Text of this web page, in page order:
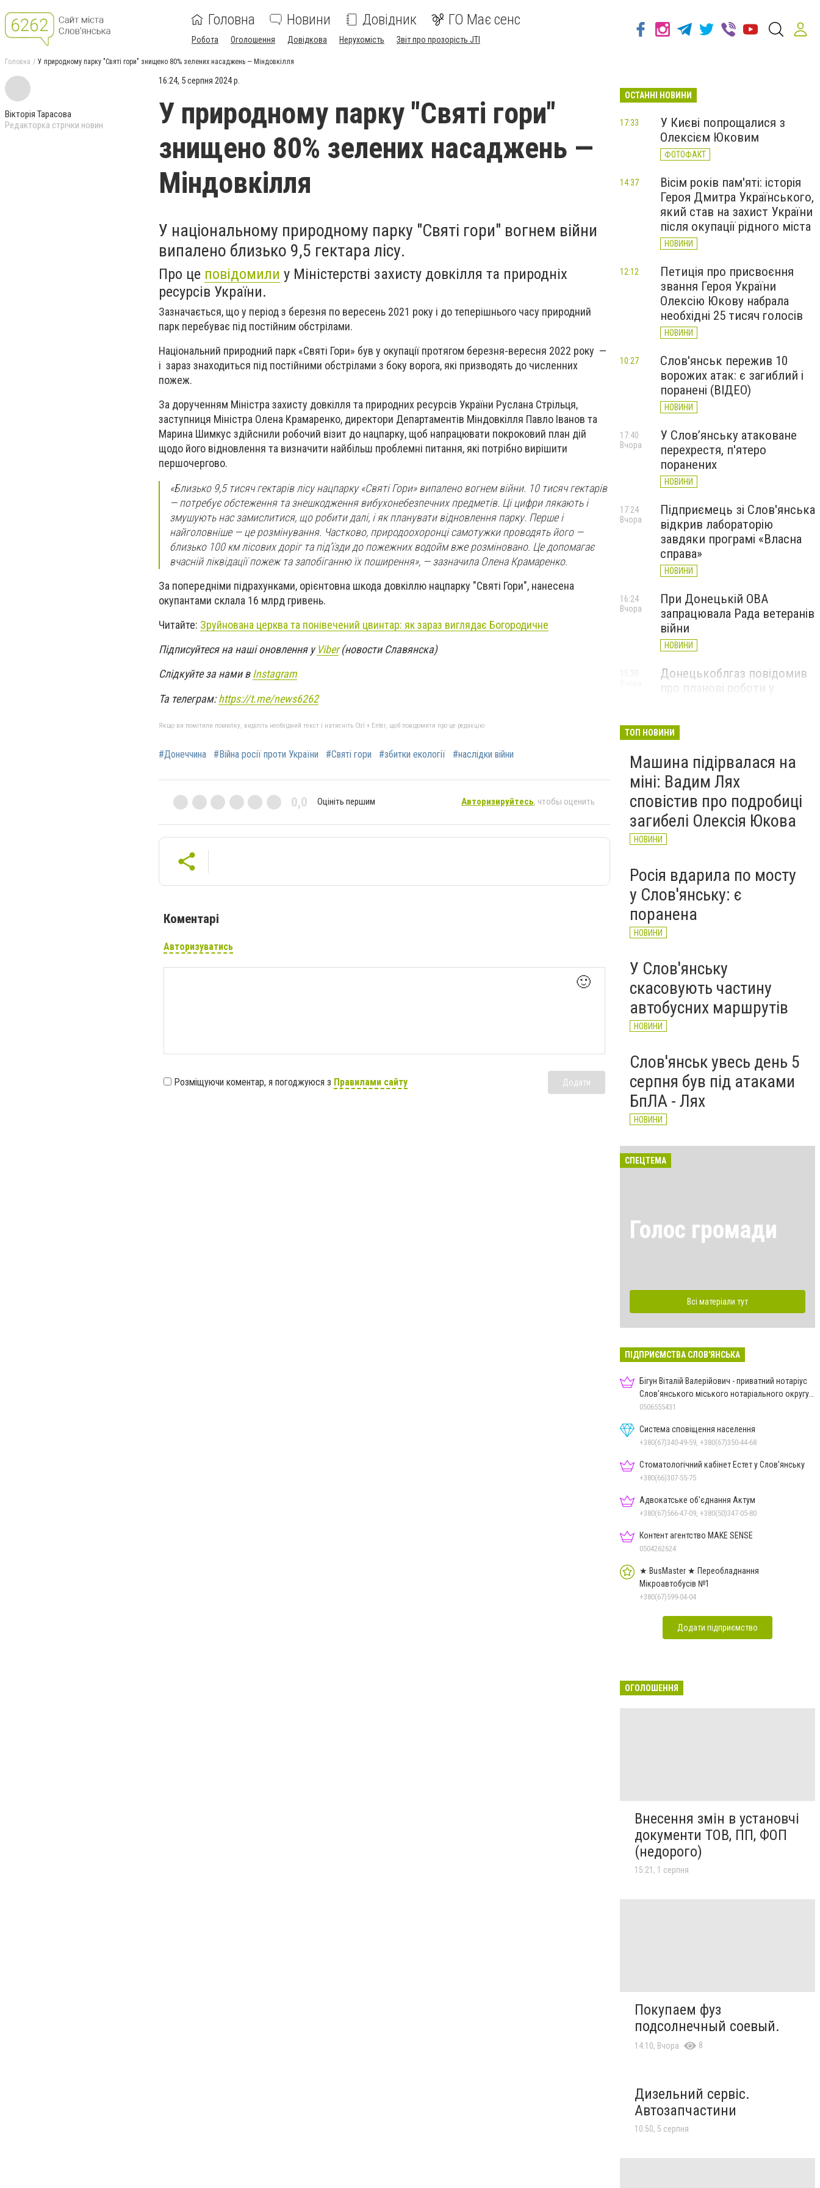
Головна Новини Довідник ГО Має сенс
Робота Оголошення Довідкова Нерухомість Звіт про прозорість JTI
Головна У природному парку "Святі гори" знищено 80% зелених насаджень — Міндовкілля
Вікторія Тарасова
Редакторка стрічки новин
16:24, 5 серпня 2024 р.
У природному парку "Святі гори"
знищено 80% зелених насаджень —
Міндовкілля
У національному природному парку "Святі гори" вогнем війни
випалено близько 9,5 гектара лісу.
Про це повідомили у Міністерстві захисту довкілля та природніх
ресурсів України.
Зазначається, що у період з березня по вересень 2021 року і до теперішнього часу природний
парк перебуває під постійним обстрілами.
Національний природний парк «Святі Гори» був у окупації протягом березня-вересня 2022 року —
і зараз знаходиться під постійними обстрілами з боку ворога, які призводять до численних
пожеж.
За дорученням Міністра захисту довкілля та природних ресурсів України Руслана Стрільця,
заступниця Міністра Олена Крамаренко, директори Департаментів Міндовкілля Павло Іванов та
Марина Шимкус здійснили робочий візит до нацпарку, щоб напрацювати покроковий план дій
щодо його відновлення та визначити найбільш проблемні питання, які потрібно вирішити
першочергово.
«Близько 9,5 тисяч гектарів лісу нацпарку «Святі Гори» випалено вогнем війни. 10 тисяч гектарів
— потребує обстеження та знешкодження вибухонебезпечних предметів. Ці цифри лякають і
змушують нас замислитися, що робити далі, і як планувати відновлення парку. Перше і
найголовніше — це розмінування. Частково, природоохоронці самотужки проводять його —
близько 100 км лісових доріг та під’їзди до пожежних водойм вже розміновано. Це допомагає
вчасній ліквідації пожеж та запобіганню їх поширення», — зазначила Олена Крамаренко.
За попередніми підрахунками, орієнтовна шкода довкіллю нацпарку "Святі Гори", нанесена
окупантами склала 16 млрд гривень.
Читайте: Зруйнована церква та понівечений цвинтар: як зараз виглядає Богородичне
Підписуйтеся на наші оновлення уViber(новости Славянска)
Слідкуйте за нами вInstagram
Та телеграм:https://t.me/news6262
Якщо ви помітили помилку, виділіть необхідний текст і натисніть Ctrl + Enter, щоб повідомити про це редакцію
#Донеччина #Війна росії проти України #Святі гори #збитки екології #наслідки війни
0,0 Оцініть першим Авторизируйтесь, чтобы оценить
Коментарі
Авторизуватись
🙂
Розміщуючи коментар, я погоджуюся з Правилами сайту Додати
ОСТАННІ НОВИНИ
У Києві попрощалися з
Олексієм Юковим
ФОТОФАКТ
17:33
Вісім років пам'яті: історія
Героя Дмитра Українського,
який став на захист України
після окупації рідного міста
НОВИНИ
14:37
Петиція про присвоєння
звання Героя України
Олексію Юкову набрала
необхідні 25 тисяч голосів
НОВИНИ
12:12
Слов'янськ пережив 10
ворожих атак: є загиблий і
поранені (ВІДЕО)
НОВИНИ
10:27
У Слов’янську атаковане
перехрестя, п'ятеро
поранених
НОВИНИ
17:40
Вчора
Підприємець зі Слов'янська
відкрив лабораторію
завдяки програмі «Власна
справа»
НОВИНИ
17:24
Вчора
При Донецькій ОВА
запрацювала Рада ветеранів
війни
НОВИНИ
16:24
Вчора
Донецькоблгаз повідомив
про планові роботи у
НОВИНИ
15:30
ТОП НОВИНИ
Машина підірвалася на
міні: Вадим Лях
сповістив про подробиці
загибелі Олексія Юкова
НОВИНИ
Росія вдарила по мосту
у Слов'янську: є
поранена
НОВИНИ
У Слов'янську
скасовують частину
автобусних маршрутів
НОВИНИ
Слов'янськ увесь день 5
серпня був під атаками
БпЛА - Лях
НОВИНИ
СПЕЦТЕМА
Голос громади
Всі матеріали тут
ПІДПРИЄМСТВА СЛОВ'ЯНСЬКА
Бігун Віталій Валерійович - приватний нотаріус
Слов'янського міського нотаріального округу
Дон.обл.
0506555431
Система сповіщення населення
+380(67)340-49-59, +380(67)350-44-68
Стоматологічний кабінет Естет у Слов'янську
+380(66)307-55-75
Адвокатське об'єднання Актум
+380(67)566-47-09, +380(50)347-05-80
Контент агентство MAKE SENSE
0504262624
★ BusMaster ★ Переобладнання
Мікроавтобусів №1
+380(67)599-04-04
Додати підприємство
ОГОЛОШЕННЯ
Внесення змін в установчі
документи ТОВ, ПП, ФОП
(недорого)
15:21, 1 серпня
Покупаем фуз
подсолнечный соевый.
14:10, Вчора 8
Дизельний сервіс.
Автозапчастини
10:50, 5 серпня